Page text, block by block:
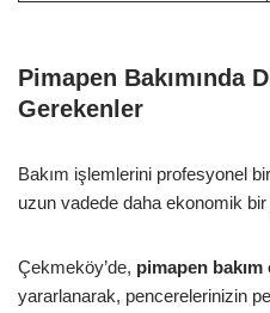
Pimapen Bakımında
Gerekenler
Bakım işlemlerini profesyonel
uzun vadede daha ekonomik
Çekmeköy’de, pimapen bakım
yararlanarak, pencerelerinizin